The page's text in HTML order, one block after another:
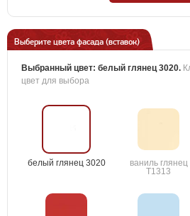
Выберите цвета фасада (вставок)
Выбранный цвет: белый глянец 3020.
цвет для выбора
белый глянец 3020
ваниль глянец
T1313